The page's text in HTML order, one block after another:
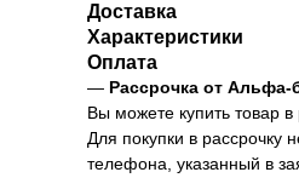
Доставка
Характеристики
Оплата
— Рассрочка от Альфа-
Вы можете купить товар
Для покупки в
телефона, указанный в